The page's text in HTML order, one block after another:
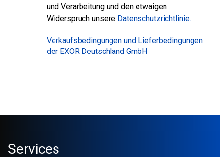
und Verarbeitung und den etwaigen
Widerspruch unsere Datenschutzrichtlinie.
Verkaufsbedingungen und Lieferbedingungen
der EXOR Deutschland GmbH
Services